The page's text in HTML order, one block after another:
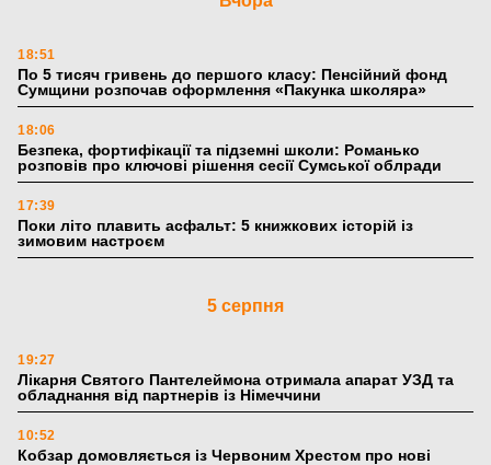
18:51
По 5 тисяч гривень до першого класу: Пенсійний фонд
Сумщини розпочав оформлення «Пакунка школяра»
18:06
Безпека, фортифікації та підземні школи: Романько
розповів про ключові рішення сесії Сумської облради
17:39
Поки літо плавить асфальт: 5 книжкових історій із
зимовим настроєм
5 серпня
19:27
Лікарня Святого Пантелеймона отримала апарат УЗД та
обладнання від партнерів із Німеччини
10:52
Кобзар домовляється із Червоним Хрестом про нові